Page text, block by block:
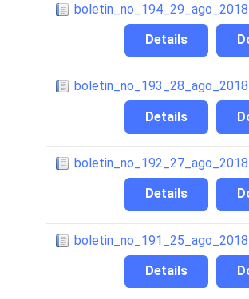
boletin_no_194_29_ago_2018
Details
boletin_no_193_28_ago_2018
Details
boletin_no_192_27_ago_2018
Details
boletin_no_191_25_ago_2018
Details